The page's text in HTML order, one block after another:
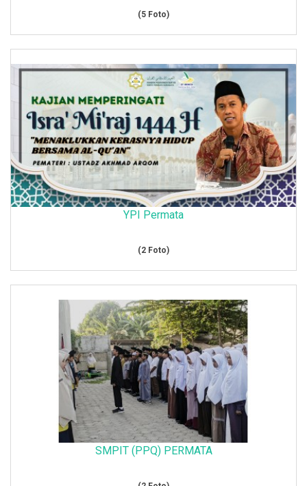
(5 Foto)
YPI Permata
(2 Foto)
SMPIT (PPQ) PERMATA